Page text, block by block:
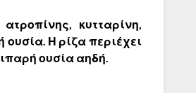
κυτταρίνη,
Η ρίζα περιέχει
ουσία αηδή.